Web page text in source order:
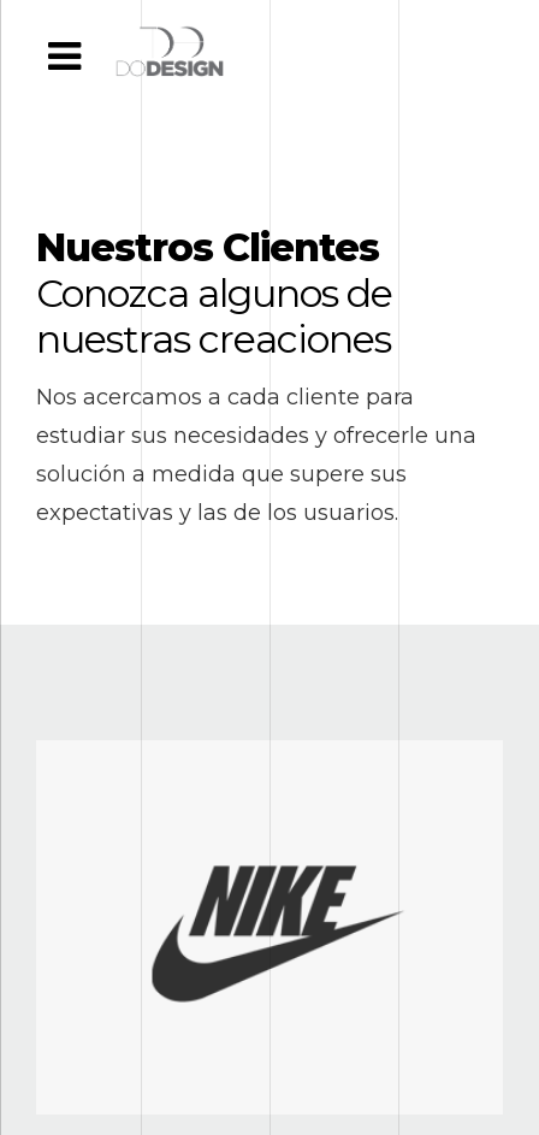
Nuestros Clientes
Conozca algunos de
nuestras creaciones
Nos acercamos a cada cliente para
estudiar sus necesidades y ofrecerle una
solución a medida que supere sus
expectativas y las de los usuarios.